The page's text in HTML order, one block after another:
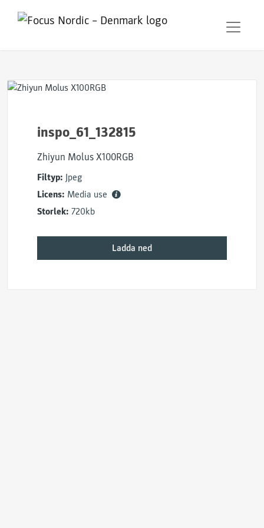
inspo_61_132815
Zhiyun Molus X100RGB
Filtyp: Jpeg
Licens: Media use
Storlek: 720kb
Ladda ned